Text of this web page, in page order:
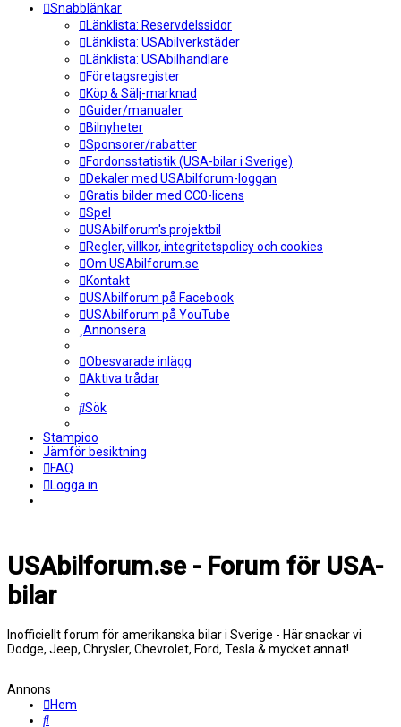
Snabblänkar
Länklista: Reservdelssidor
Länklista: USAbilverkstäder
Länklista: USAbilhandlare
Företagsregister
Köp & Sälj-marknad
Guider/manualer
Bilnyheter
Sponsorer/rabatter
Fordonsstatistik (USA-bilar i Sverige)
Dekaler med USAbilforum-loggan
Gratis bilder med CC0-licens
Spel
USAbilforum's projektbil
Regler, villkor, integritetspolicy och cookies
Om USAbilforum.se
Kontakt
USAbilforum på Facebook
USAbilforum på YouTube
Annonsera
Obesvarade inlägg
Aktiva trådar
Sök
Stampioo
Jämför besiktning
FAQ
Logga in
USAbilforum.se - Forum för USA-
bilar
Inofficiellt forum för amerikanska bilar i Sverige - Här snackar vi
Dodge, Jeep, Chrysler, Chevrolet, Ford, Tesla & mycket annat!
Annons
Hem
Sök